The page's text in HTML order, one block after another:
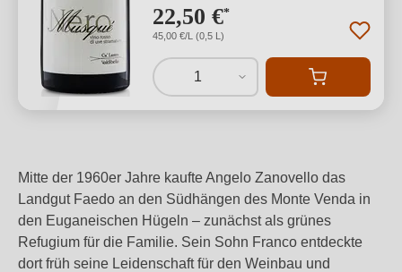
22,50 €*
45,00 €/L (0,5 L)
1
Mitte der 1960er Jahre kaufte Angelo Zanovello das
Landgut Faedo an den Südhängen des Monte Venda in
den Euganeischen Hügeln – zunächst als grünes
Refugium für die Familie. Sein Sohn Franco entdeckte
dort früh seine Leidenschaft für den Weinbau und